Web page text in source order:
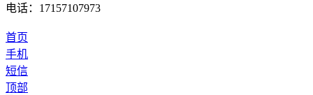
电话：17157107973
首页
手机
短信
顶部